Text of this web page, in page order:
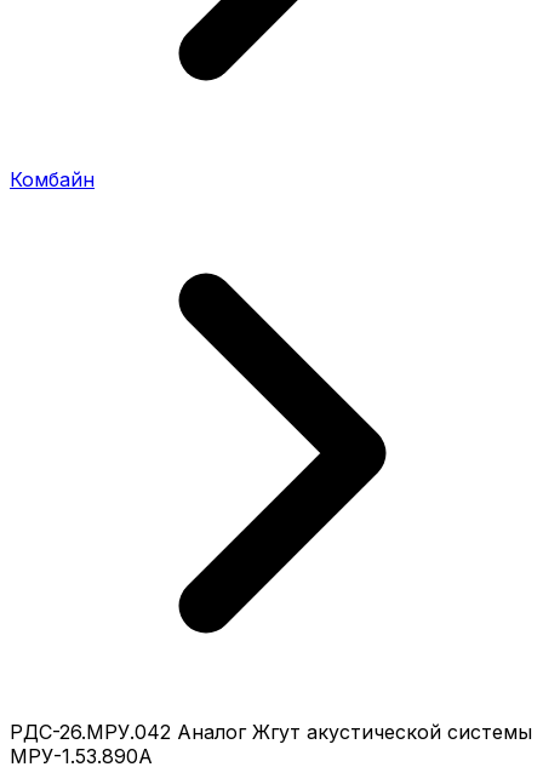
Комбайн
РДС-26.МРУ.042 Аналог Жгут акустической системы
МРУ-1.53.890А